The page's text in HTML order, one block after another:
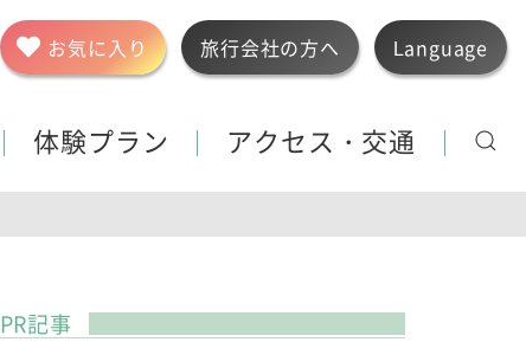
お気に入り 旅行会社の方へ Language
体験プラン アクセス・交通
PR記事